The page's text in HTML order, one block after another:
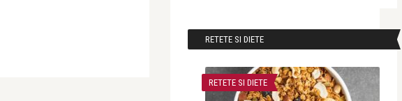
RETETE SI DIETE
RETETE SI DIETE